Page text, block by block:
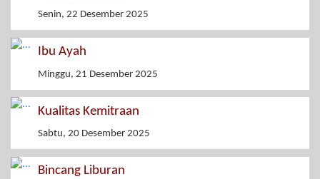
Senin, 22 Desember 2025
Ibu Ayah
Minggu, 21 Desember 2025
Kualitas Kemitraan
Sabtu, 20 Desember 2025
Bincang Liburan